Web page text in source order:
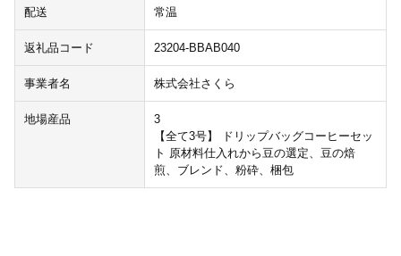
配送 常温
返礼品コード 23204-BBAB040
事業者名 株式会社さくら
地場産品
3
【全て3号】 ドリップバッグコーヒーセッ
ト 原材料仕入れから豆の選定、豆の焙
煎、ブレンド、粉砕、梱包